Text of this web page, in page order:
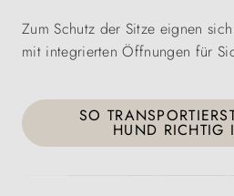
Zum Schutz der Sitze eignen
mit integrierten Öffnungen für
SO
HUND RICHTIG